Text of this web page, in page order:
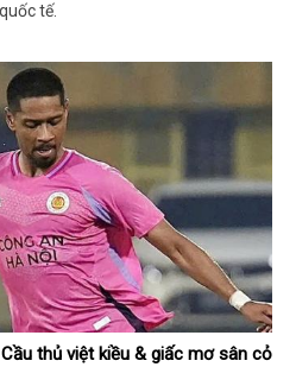
tế.
thủ việt kiều & giấc mơ sân cỏ